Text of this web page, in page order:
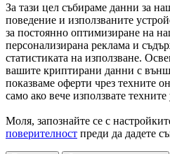
За тази цел събираме данни за
поведение и използваните
за постоянно оптимизиране на
персонализирана реклама и
статистиката на използване.
вашите криптирани данни с
показваме оферти чрез техните
само ако вече използвате техните
Моля, запознайте се с
поверителност преди да дадете